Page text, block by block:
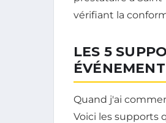
vérifiant la
LES 5
ÉVÉNEMENT
Quand j'ai
Voici les supports